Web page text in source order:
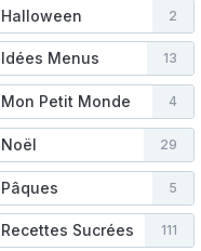
Halloween 2
Idées Menus 13
Mon Petit Monde 4
Noël 29
Pâques 5
Recettes Sucrées 111